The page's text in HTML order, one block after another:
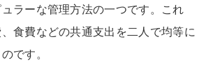
ラーな管理方法の一つです。これ
食費などの共通支出を二人で均等に
です。